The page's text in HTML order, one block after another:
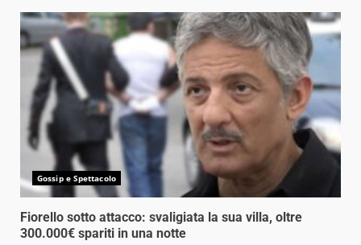
Gossip e Spettacolo
Fiorello sotto attacco: svaligiata la sua villa, oltre
300.000€ spariti in una notte